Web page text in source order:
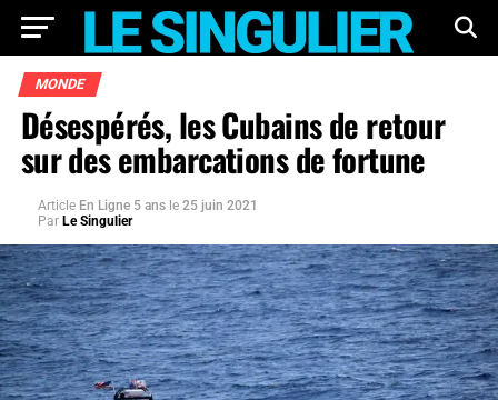
MONDE
Désespérés, les Cubains de retour
sur des embarcations de fortune
Article En Ligne 5 ans le 25 juin 2021
Par Le Singulier